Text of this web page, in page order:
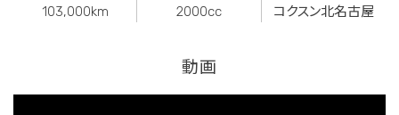
103,000km 2000cc コクスン北名古屋
動画